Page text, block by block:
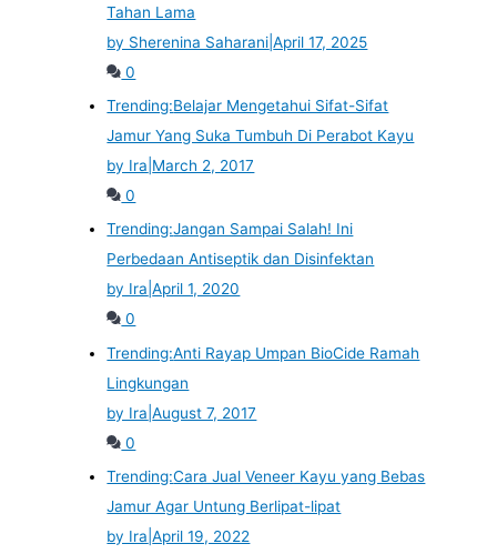
Tahan Lama
by Sherenina Saharani |April 17, 2025
0
Trending:Belajar Mengetahui Sifat-Sifat
Jamur Yang Suka Tumbuh Di Perabot Kayu
by Ira March 2, 2017
0
Trending:Jangan Sampai Salah! Ini
Perbedaan Antiseptik dan Disinfektan
by Ira |April 1, 2020
0
Trending:Anti Rayap Umpan BioCide Ramah
Lingkungan
by Ira |August 7, 2017
0
Trending:Cara Jual Veneer Kayu yang Bebas
Jamur Agar Untung Berlipat-lipat
by Ira |April 19, 2022